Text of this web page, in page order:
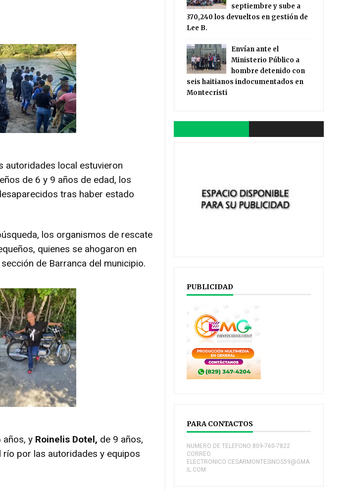
autoridades local estuvieron
de 6 y 9 años de edad, los
tras haber estado
los organismos de rescate
quienes se ahogaron en
de Barranca del municipio.
años, y Roinelis Dotel, de 9 años,
por las autoridades y equipos
septiembre y sube a
370,240 los devueltos en gestión de
Lee B.
Envían ante el
Ministerio Público a
hombre detenido con
seis haitianos indocumentados en
Montecristi
PUBLICIDAD
PARA CONTACTOS
NUMERO DE TELEFONO:809-760-7822
CORREO
ELECTRONICO:CESARMONTESINOS59@GMA
IL.COM